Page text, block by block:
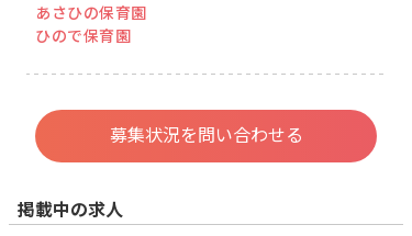
あさひの保育園
ひので保育園
募集状況を問い合わせる
掲載中の求人